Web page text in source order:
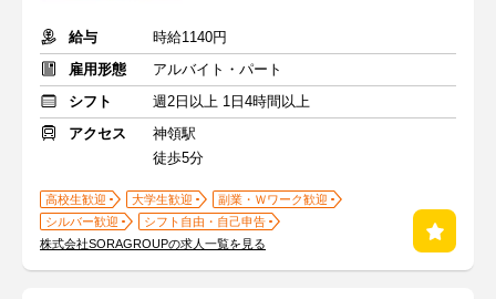
給与
時給1140円
雇用形態
アルバイト・パート
シフト
週2日以上 1日4時間以上
アクセス
神領駅
徒歩5分
高校生歓迎 大学生歓迎
副業・Ｗワーク歓迎
シルバー歓迎
シフト自由・自己申告
株式会社SORAGROUPの求人一覧を見る